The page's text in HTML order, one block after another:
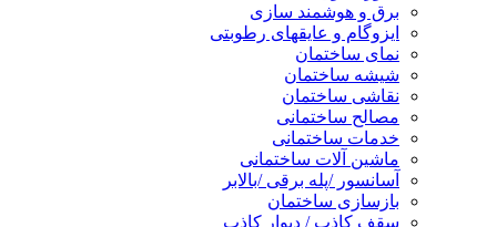
برق و هوشمند سازی
ایزوگام و عایقهای رطوبتی
نمای ساختمان
شیشه ساختمان
نقاشی ساختمان
مصالح ساختمانی
خدمات ساختمانی
ماشین آلات ساختمانی
آسانسور /پله برقی /بالابر
بازسازی ساختمان
سقف کاذب / دیوار کاذب